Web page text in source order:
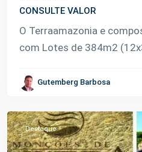
CONSULTE VALOR
O Terraamazonia e
com Lotes de 384m2
Gutemberg Barbosa
Estr.
Vicinal
da
Baixa,
Destaque